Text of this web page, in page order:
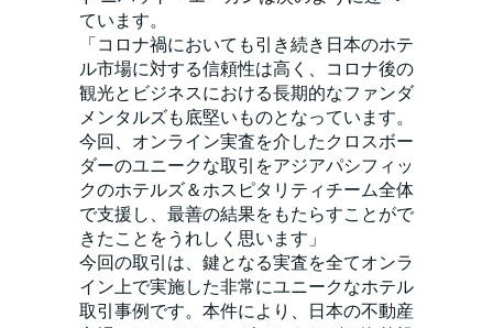
ています。
「コロナ禍においても引き続き日本のホテ
ル市場に対する信頼性は高く、コロナ後の
観光とビジネスにおける長期的なファンダ
メンタルズも底堅いものとなっています。
今回、オンライン実査を介したクロスボー
ダーのユニークな取引をアジアパシフィッ
クのホテルズ＆ホスピタリティチーム全体
で支援し、最善の結果をもたらすことがで
きたことをうれしく思います」
今回の取引は、鍵となる実査を全てオンラ
イン上で実施した非常にユニークなホテル
取引事例です。本件により、日本の不動産